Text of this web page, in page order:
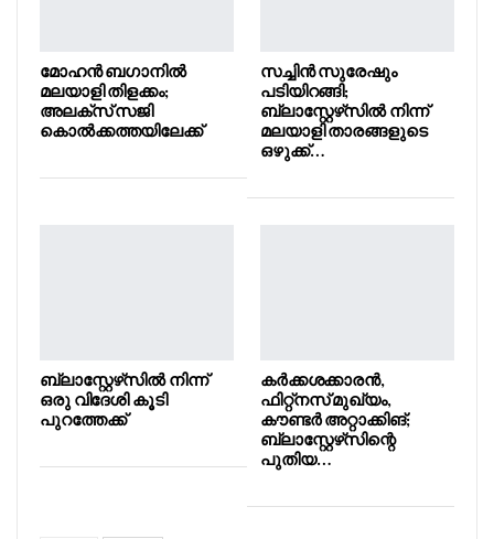
മോഹൻ ബഗാനിൽ
മലയാളി തിളക്കം;
അലക്സ് സജി
കൊൽക്കത്തയിലേക്ക്
സച്ചിൻ സുരേഷും
പടിയിറങ്ങി;
ബ്ലാസ്റ്റേഴ്‌സിൽ നിന്ന്
മലയാളി താരങ്ങളുടെ
ഒഴുക്ക്…
ബ്ലാസ്റ്റേഴ്‌സിൽ നിന്ന്
ഒരു വിദേശി കൂടി
പുറത്തേക്ക്
കർക്കശക്കാരൻ,
ഫിറ്റ്നസ് മുഖ്യം,
കൗണ്ടർ അറ്റാക്കിങ്;
ബ്ലാസ്റ്റേഴ്‌സിന്റെ
പുതിയ…